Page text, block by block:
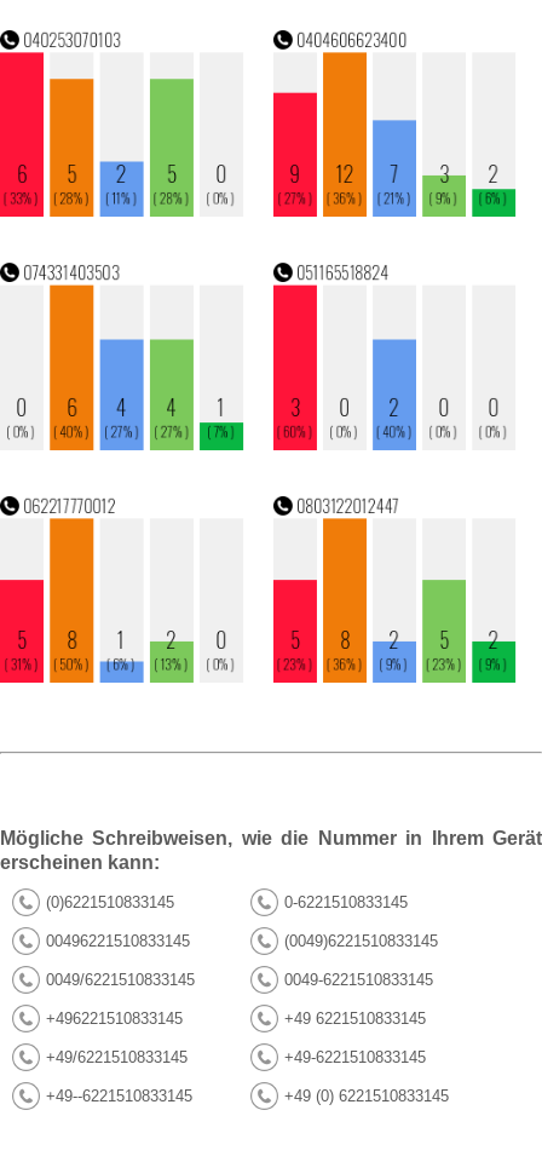
Mögliche Schreibweisen, wie die Nummer in Ihrem Gerät
erscheinen kann:
(0)6221510833145 0-6221510833145
00496221510833145 (0049)6221510833145
0049/6221510833145 0049-6221510833145
+496221510833145 +49 6221510833145
+49/6221510833145 +49-6221510833145
+49--6221510833145 +49 (0) 6221510833145